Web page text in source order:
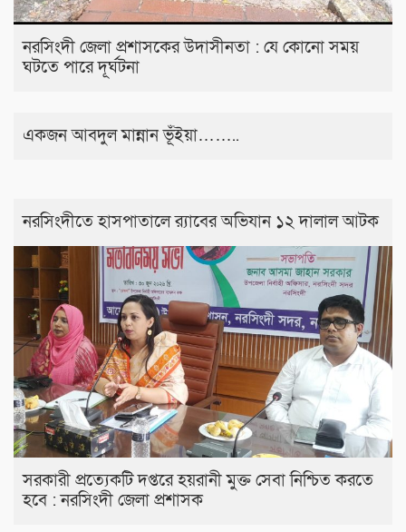
নরসিংদী জেলা প্রশাসকের উদাসীনতা : যে কোনো সময়
ঘটতে পারে দূর্ঘটনা
একজন আবদুল মান্নান ভূঁইয়া……..
নরসিংদীতে হাসপাতালে র‍্যাবের অভিযান ১২ দালাল আটক
সরকারী প্রত্যেকটি দপ্তরে হয়রানী মুক্ত সেবা নিশ্চিত করতে
হবে : নরসিংদী জেলা প্রশাসক